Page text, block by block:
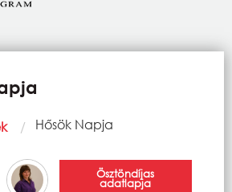
Current:
Hősök Napja
Ösztöndíjas
adatlapja